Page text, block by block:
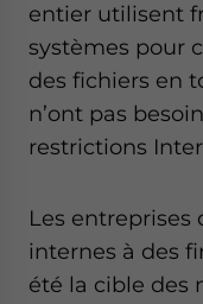
entier utilisent
systèmes pour
des fichiers en
n’ont pas
restrictions
Les entreprises
internes à des
été la cible des